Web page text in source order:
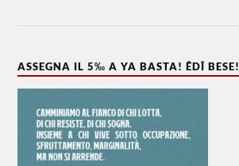
ASSEGNA IL 5‰ A YA BASTA! ÊDÎ BESE!